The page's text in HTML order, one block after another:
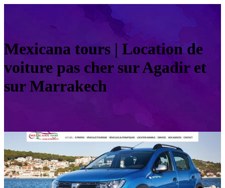
Mexicana tours | Location de
voiture pas cher sur Agadir et
sur Marrakech